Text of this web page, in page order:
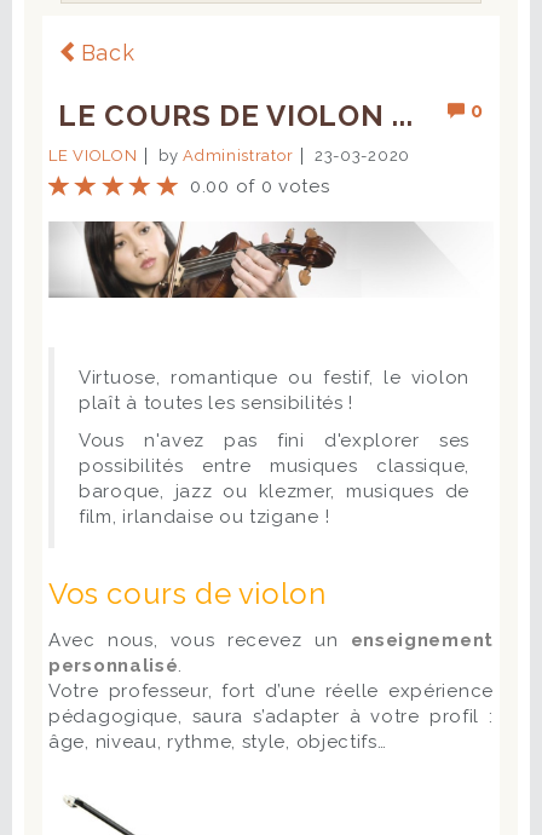
Back
0
LE COURS DE VIOLON ...
LE VIOLON byAdministrator 23-03-2020
0.00 of 0 votes
Virtuose, romantique ou festif, le violon
plaît à toutes les sensibilités !
Vous n'avez pas fini d'explorer ses
possibilités entre musiques classique,
baroque, jazz ou klezmer, musiques de
film, irlandaise ou tzigane !
Vos cours de violon
Avec nous, vous recevez un enseignement
personnalisé.
Votre professeur, fort d’une réelle expérience
pédagogique, saura s’adapter à votre profil :
âge, niveau, rythme, style, objectifs…